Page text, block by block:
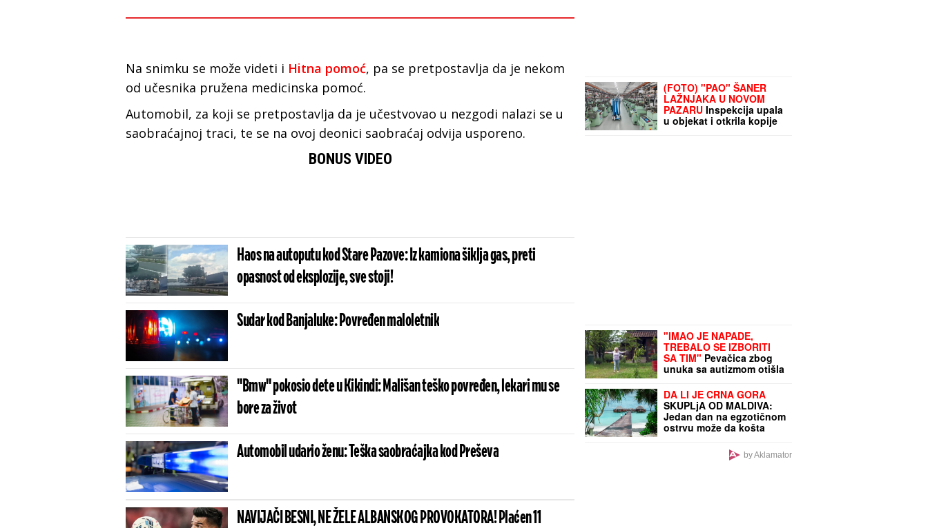
Na snimku se može videti i Hitna pomoć, pa se pretpostavlja da je nekom
od učesnika pružena medicinska pomoć.
Automobil, za koji se pretpostavlja da je učestvovao u nezgodi nalazi se u
saobraćajnoj traci, te se na ovoj deonici saobraćaj odvija usporeno.
BONUS VIDEO
Haos na autoputu kod Stare Pazove: Iz kamiona šiklja gas, preti
opasnost od eksplozije, sve stoji!
Sudar kod Banjaluke: Povređen maloletnik
"Bmw" pokosio dete u Kikindi: Mališan teško povređen, lekari mu se
bore za život
Automobil udario ženu: Teška saobraćajka kod Preševa
NAVIJAČI BESNI, NE ŽELE ALBANSKOG PROVOKATORA! Plaćen 11
(FOTO) "PAO" ŠANER
LAŽNJAKA U NOVOM
PAZARU Inspekcija upala
u objekat i otkrila kopije
poznatih marki vredne
"IMAO JE NAPADE,
TREBALO SE IZBORITI
SA TIM" Pevačica zbog
unuka sa autizmom otišla
da donese najtežu
odluku: "Postao je
agresivan"
DA LI JE CRNA GORA
SKUPLjA OD MALDIVA:
Jedan dan na egzotičnom
ostrvu može da košta
by Aklamator